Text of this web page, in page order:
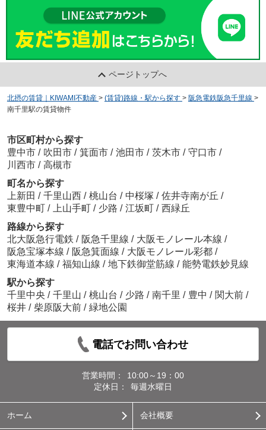
ページトップへ
北摂の賃貸｜KIWAMI不動産 > (賃貸)路線・駅から探す > 阪急電鉄阪急千里線 >
南千里駅の賃貸物件
市区町村から探す
豊中市 / 吹田市 / 箕面市 / 池田市 / 茨木市 / 守口市 /
川西市 / 高槻市
町名から探す
上新田 / 千里山西 / 桃山台 / 中桜塚 / 佐井寺南が丘 /
東豊中町 / 上山手町 / 少路 / 江坂町 / 西緑丘
路線から探す
北大阪急行電鉄 / 阪急千里線 / 大阪モノレール本線 /
阪急宝塚本線 / 阪急箕面線 / 大阪モノレール彩都 /
東海道本線 / 福知山線 / 地下鉄御堂筋線 / 能勢電鉄妙見線
駅から探す
千里中央 / 千里山 / 桃山台 / 少路 / 南千里 / 豊中 / 関大前 /
桜井 / 柴原阪大前 / 緑地公園
電話でお問い合わせ
営業時間：
10:00～19：00
定休日：
毎週水曜日
ホーム 会社概要